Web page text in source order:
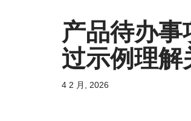
产品待办
过示例理解
4 2 月, 2026